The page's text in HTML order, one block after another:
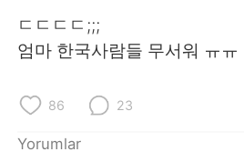
ㄷㄷㄷㄷ;;;
엄마 한국사람들 무서워 ㅠㅠ
86 23
Yorumlar